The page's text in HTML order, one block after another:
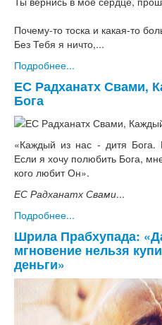
Почему-то тоска и какая-то
Без Тебя я ничто,...
Подробнее...
ЕС Радханатх Свами,
Бога
«Каждый из нас - дитя Бога.
Если я хочу полюбить Бога,
кого любит Он».
ЕС Радханатх Свами...
Подробнее...
Шрила Прабхупада:
мгновение нельзя
деньги»